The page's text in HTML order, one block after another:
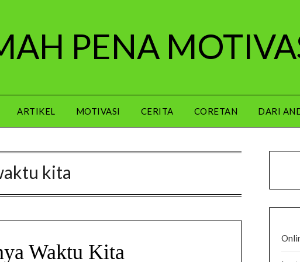
PENA
ARTIKEL MOTIVASI CERITA CORETAN DARI
kita
Waktu Kita